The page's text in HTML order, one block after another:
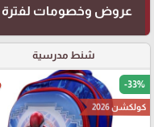
عروض وخصومات لفترة
شنط مدرسية
-33%
كولكشن 2026